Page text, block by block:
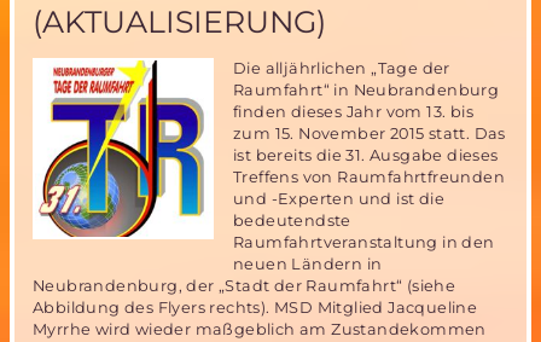
(AKTUALISIERUNG)
Die alljährlichen „Tage der
Raumfahrt“ in Neubrandenburg
finden dieses Jahr vom 13. bis
zum 15. November 2015 statt. Das
ist bereits die 31. Ausgabe dieses
Treffens von Raumfahrtfreunden
und -Experten und ist die
bedeutendste
Raumfahrtveranstaltung in den
neuen Ländern in
Neubrandenburg, der „Stadt der Raumfahrt“ (siehe
Abbildung des Flyers rechts). MSD Mitglied Jacqueline
Myrrhe wird wieder maßgeblich am Zustandekommen